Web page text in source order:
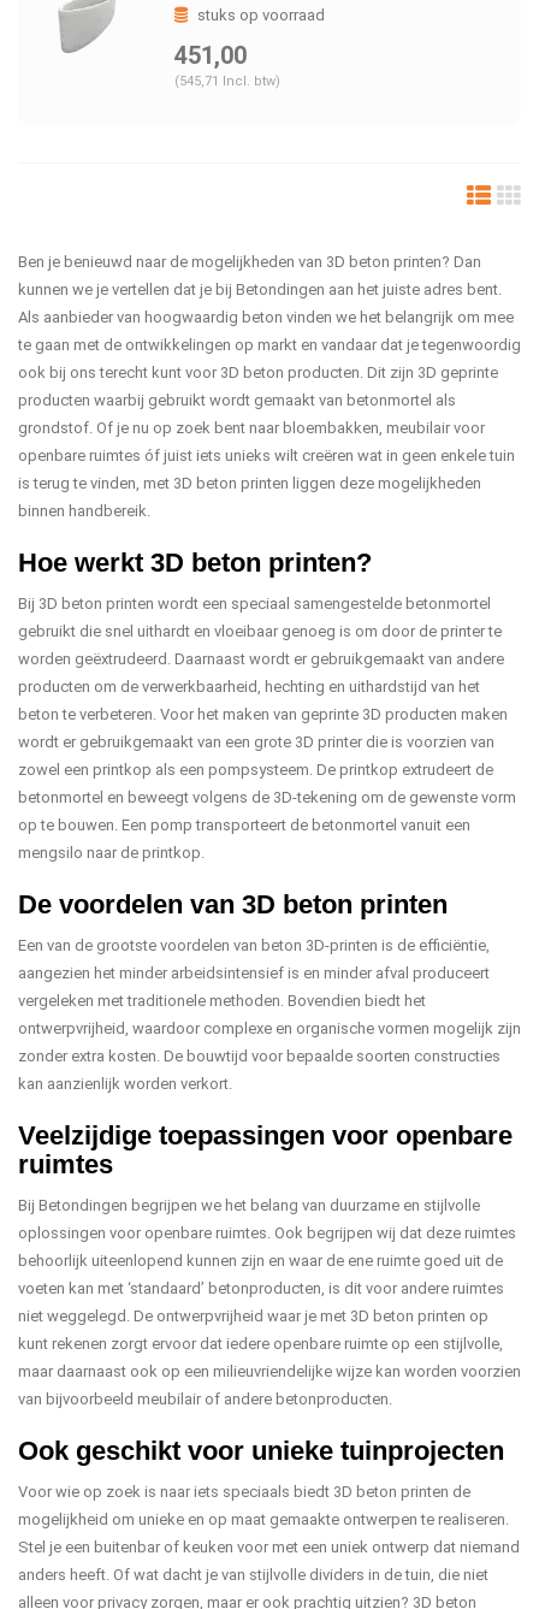
stuks op voorraad
451,00
(545,71 Incl. btw)
Ben je benieuwd naar de mogelijkheden van 3D beton printen? Dan
kunnen we je vertellen dat je bij Betondingen aan het juiste adres bent.
Als aanbieder van hoogwaardig beton vinden we het belangrijk om mee
te gaan met de ontwikkelingen op markt en vandaar dat je tegenwoordig
ook bij ons terecht kunt voor 3D beton producten. Dit zijn 3D geprinte
producten waarbij gebruikt wordt gemaakt van betonmortel als
grondstof. Of je nu op zoek bent naar bloembakken, meubilair voor
openbare ruimtes óf juist iets unieks wilt creëren wat in geen enkele tuin
is terug te vinden, met 3D beton printen liggen deze mogelijkheden
binnen handbereik.
Hoe werkt 3D beton printen?
Bij 3D beton printen wordt een speciaal samengestelde betonmortel
gebruikt die snel uithardt en vloeibaar genoeg is om door de printer te
worden geëxtrudeerd. Daarnaast wordt er gebruikgemaakt van andere
producten om de verwerkbaarheid, hechting en uithardstijd van het
beton te verbeteren. Voor het maken van geprinte 3D producten maken
wordt er gebruikgemaakt van een grote 3D printer die is voorzien van
zowel een printkop als een pompsysteem. De printkop extrudeert de
betonmortel en beweegt volgens de 3D-tekening om de gewenste vorm
op te bouwen. Een pomp transporteert de betonmortel vanuit een
mengsilo naar de printkop.
De voordelen van 3D beton printen
Een van de grootste voordelen van beton 3D-printen is de efficiëntie,
aangezien het minder arbeidsintensief is en minder afval produceert
vergeleken met traditionele methoden. Bovendien biedt het
ontwerpvrijheid, waardoor complexe en organische vormen mogelijk zijn
zonder extra kosten. De bouwtijd voor bepaalde soorten constructies
kan aanzienlijk worden verkort.
Veelzijdige toepassingen voor openbare
ruimtes
Bij Betondingen begrijpen we het belang van duurzame en stijlvolle
oplossingen voor openbare ruimtes. Ook begrijpen wij dat deze ruimtes
behoorlijk uiteenlopend kunnen zijn en waar de ene ruimte goed uit de
voeten kan met ‘standaard’ betonproducten, is dit voor andere ruimtes
niet weggelegd. De ontwerpvrijheid waar je met 3D beton printen op
kunt rekenen zorgt ervoor dat iedere openbare ruimte op een stijlvolle,
maar daarnaast ook op een milieuvriendelijke wijze kan worden voorzien
van bijvoorbeeld meubilair of andere betonproducten.
Ook geschikt voor unieke tuinprojecten
Voor wie op zoek is naar iets speciaals biedt 3D beton printen de
mogelijkheid om unieke en op maat gemaakte ontwerpen te realiseren.
Stel je een buitenbar of keuken voor met een uniek ontwerp dat niemand
anders heeft. Of wat dacht je van stijlvolle dividers in de tuin, die niet
alleen voor privacy zorgen, maar er ook prachtig uitzien? 3D beton